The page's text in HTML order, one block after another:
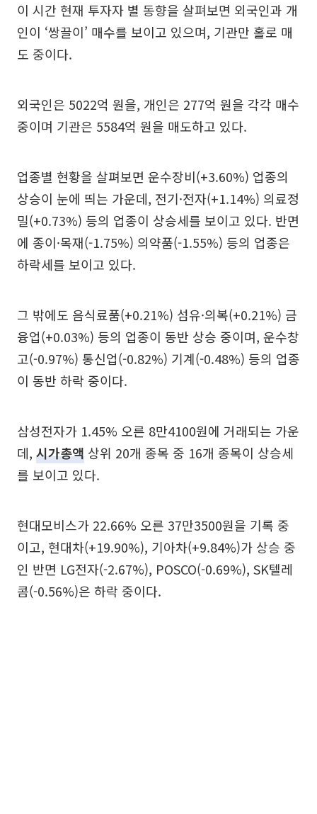
이 시간 현재 투자자 별 동향을 살펴보면 외국인과 개
인이 ‘쌍끌이’ 매수를 보이고 있으며, 기관만 홀로 매
도 중이다.
외국인은 5022억 원을, 개인은 277억 원을 각각 매수
중이며 기관은 5584억 원을 매도하고 있다.
업종별 현황을 살펴보면 운수장비(+3.60%) 업종의
상승이 눈에 띄는 가운데, 전기·전자(+1.14%) 의료정
밀(+0.73%) 등의 업종이 상승세를 보이고 있다. 반면
에 종이·목재(-1.75%) 의약품(-1.55%) 등의 업종은
하락세를 보이고 있다.
그 밖에도 음식료품(+0.21%) 섬유·의복(+0.21%) 금
융업(+0.03%) 등의 업종이 동반 상승 중이며, 운수창
고(-0.97%) 통신업(-0.82%) 기계(-0.48%) 등의 업종
이 동반 하락 중이다.
삼성전자가 1.45% 오른 8만4100원에 거래되는 가운
데, 시가총액 상위 20개 종목 중 16개 종목이 상승세
를 보이고 있다.
현대모비스가 22.66% 오른 37만3500원을 기록 중
이고, 현대차(+19.90%), 기아차(+9.84%)가 상승 중
인 반면 LG전자(-2.67%), POSCO(-0.69%), SK텔레
콤(-0.56%)은 하락 중이다.